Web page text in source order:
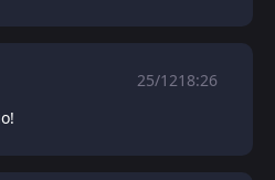
25/1218:26